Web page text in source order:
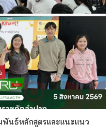
พันธ์หลักสูตรและแนะแนว